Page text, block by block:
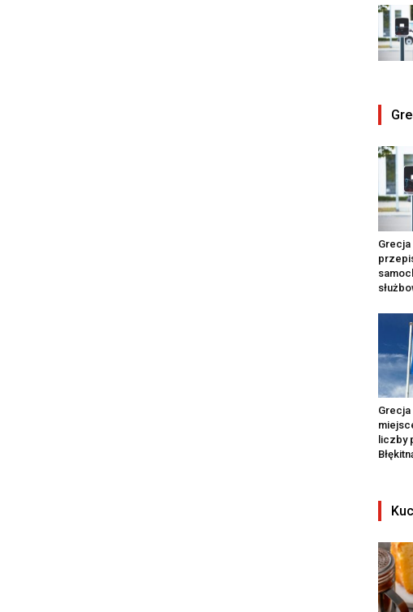
Grecja
liczby